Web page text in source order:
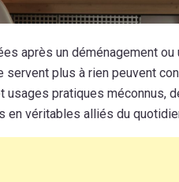
après un déménagement ou
servent plus à rien peuvent
usages pratiques méconnus,
véritables alliés du